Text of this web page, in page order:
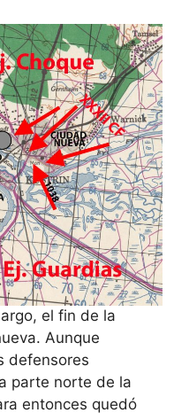
el fin de la
Aunque
defensores
parte norte de la
entonces quedó